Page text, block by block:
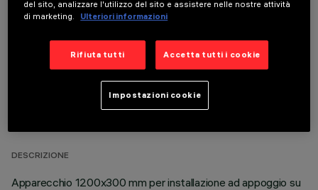
DATI TECNICI
DESCRIZIONE
Apparecchio 1200x300 mm per installazione ad appoggio su
del sito, analizzare l'utilizzo del sito e assistere nelle nostre attività
di marketing.
Ulteriori informazioni
Rifiuta tutti Accetta tutti i cookie
Impostazioni cookie